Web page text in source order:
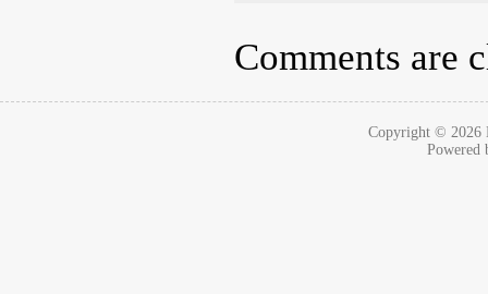
Comments are
Copyright © 2026
Powered